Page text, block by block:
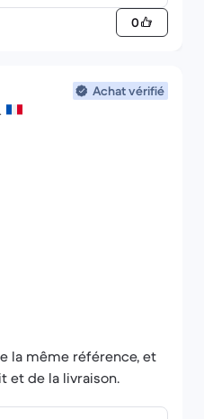
0
Achat vérifié
la même référence, et
et de la livraison.